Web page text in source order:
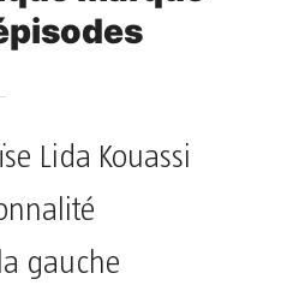
Lida Kouassi
gauche